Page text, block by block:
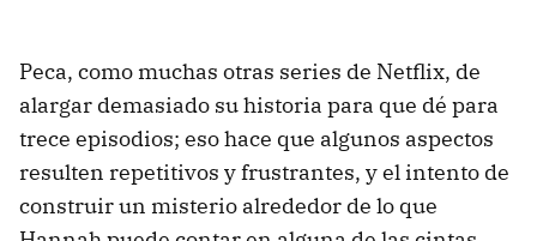
Peca, como muchas otras series de Netflix, de
alargar demasiado su historia para que dé para
trece episodios; eso hace que algunos aspectos
resulten repetitivos y frustrantes, y el intento de
construir un misterio alrededor de lo que